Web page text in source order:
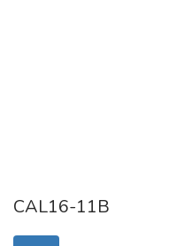
CAL16-11B